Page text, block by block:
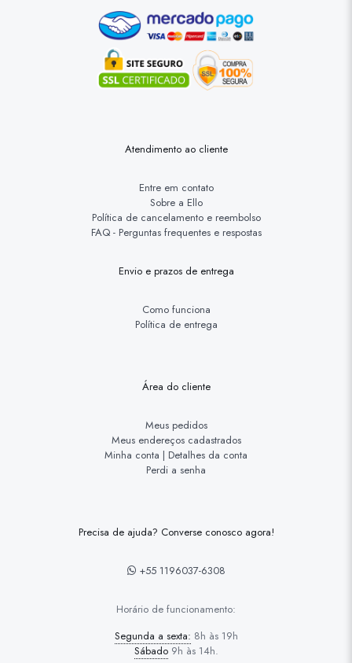
Atendimento ao cliente
Entre em contato
Sobre a Ello
Política de cancelamento e reembolso
FAQ - Perguntas frequentes e respostas
Envio e prazos de entrega
Como funciona
Política de entrega
Área do cliente
Meus pedidos
Meus endereços cadastrados
Minha conta | Detalhes da conta
Perdi a senha
Precisa de ajuda? Converse conosco agora!
+55 1196037-6308
Horário de funcionamento:
Segunda a sexta: 8h às 19h
Sábado9h às 14h.